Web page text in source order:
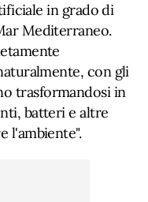
in grado di
Mediterraneo.
con gli
trasformandosi in
batteri e altre
l'ambiente".